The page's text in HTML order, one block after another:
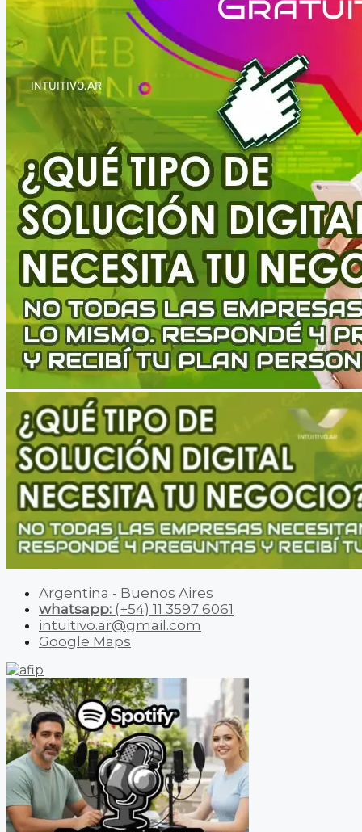
Argentina - Buenos Aires
whatsapp: (+54) 11 3597 6061
intuitivo.ar@gmail.com
Google Maps